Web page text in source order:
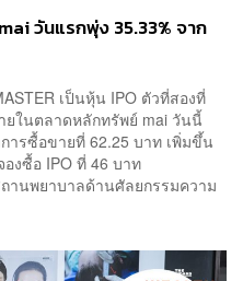
วันแรกพุ่ง 35.33% จาก
เป็นหุ้น IPO ตัวที่สองที่
ยในตลาดหลักทรัพย์ mai วันนี้
ารซื้อขายที่ 62.25 บาท เพิ่มขึ้น
องซื้อ IPO ที่ 46 บาท
านพยาบาลด้านศัลยกรรมความ